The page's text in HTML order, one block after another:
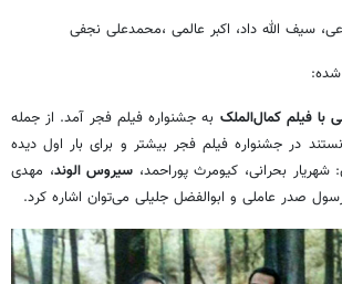
سیف الله داد، اکبر عالمی ،محمدعلی نجفی
با فیلم کمال‌الملک به جشنواره فیلم فجر آمد. از جمله
در جشنواره فیلم فجر بیشتر و برای بار اول دیده
بحرانی، کیومرث پوراحمد، سیروس الوند، مهدی
صدر عاملی و ابوالفضل جلیلی می‌توان اشاره کرد.